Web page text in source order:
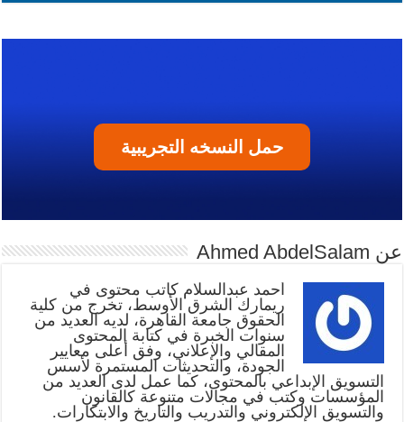
حمل النسخه التجريبية
عن Ahmed AbdelSalam
أحمد عبدالسلام كاتب محتوى في
ريمارك الشرق الأوسط، تخرج من كلية
الحقوق جامعة القاهرة، لديه العديد من
سنوات الخبرة في كتابة المحتوى
المقالي والإعلاني، وفق أعلى معايير
الجودة، والتحديثات المستمرة لأسس
التسويق الإبداعي بالمحتوى، كما عمل لدى العديد من
المؤسسات وكتب في مجالات متنوعة كالقانون
والتسويق الإلكتروني والتدريب والتاريخ والابتكارات.